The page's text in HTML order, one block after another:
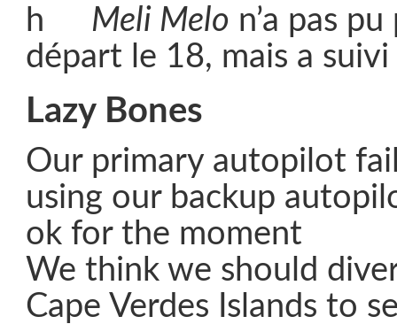
Meli Melo n’a pas
départ le 18, mais a
Lazy Bones
Our primary autopilot
using our backup
ok for the moment
We think we should
Cape Verdes Islands to